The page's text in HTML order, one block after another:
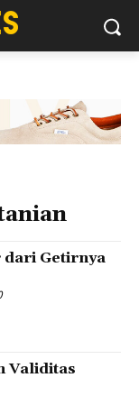
dari Getirnya
Validitas